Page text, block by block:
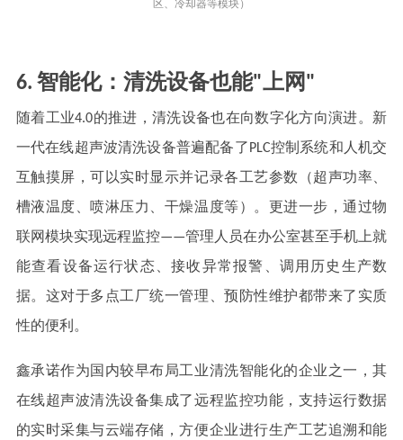
区、冷却器等模块）
6. 智能化：清洗设备也能"上网"
随着工业4.0的推进，清洗设备也在向数字化方向演进。新
一代在线超声波清洗设备普遍配备了PLC控制系统和人机交
互触摸屏，可以实时显示并记录各工艺参数（超声功率、
槽液温度、喷淋压力、干燥温度等）。更进一步，通过物
联网模块实现远程监控——管理人员在办公室甚至手机上就
能查看设备运行状态、接收异常报警、调用历史生产数
据。这对于多点工厂统一管理、预防性维护都带来了实质
性的便利。
鑫承诺作为国内较早布局工业清洗智能化的企业之一，其
在线超声波清洗设备集成了远程监控功能，支持运行数据
的实时采集与云端存储，方便企业进行生产工艺追溯和能